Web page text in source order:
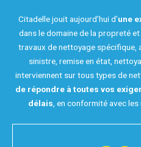
Citadelle jouit aujourd’hui d’une
dans le domaine de la propreté et
travaux de nettoyage spécifique,
sinistre, remise en état,
interviennent sur tous types de
de répondre à toutes vos
délais , en conformité avec